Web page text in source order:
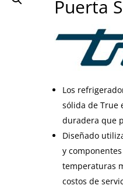
Puerta
Los
sólida de True
duradera que
Diseñado
y
temperaturas
costos de